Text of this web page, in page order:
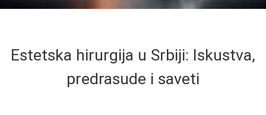
Estetska hirurgija u Srbiji: Iskustva,
predrasude i saveti